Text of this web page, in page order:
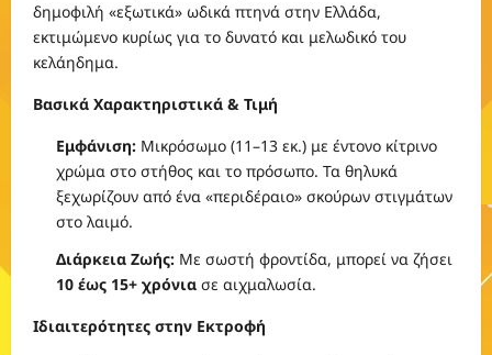
δημοφιλή «εξωτικά» ωδικά πτηνά στην Ελλάδα,
εκτιμώμενο κυρίως για το δυνατό και μελωδικό του
κελάηδημα.
Βασικά Χαρακτηριστικά & Τιμή
Εμφάνιση: Μικρόσωμο (11–13 εκ.) με έντονο κίτρινο
χρώμα στο στήθος και το πρόσωπο. Τα θηλυκά
ξεχωρίζουν από ένα «περιδέραιο» σκούρων στιγμάτων
στο λαιμό.
Διάρκεια Ζωής: Με σωστή φροντίδα, μπορεί να ζήσει
10 έως 15+ χρόνια σε αιχμαλωσία.
Ιδιαιτερότητες στην Εκτροφή